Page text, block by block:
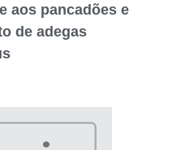
aos pancadões e
de adegas